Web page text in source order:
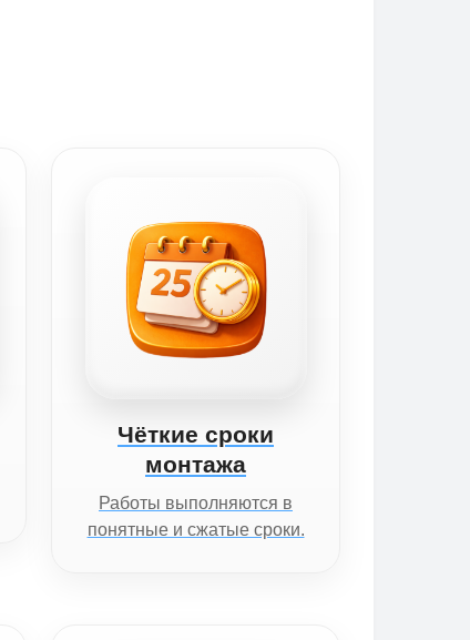
Чёткие сроки
монтажа
Работы выполняются в
понятные и сжатые сроки.